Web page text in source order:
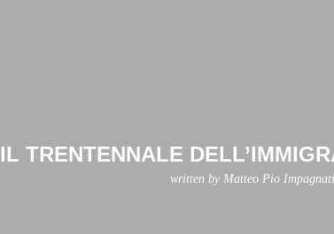
IL TRENTENNALE
written by Matteo Pio